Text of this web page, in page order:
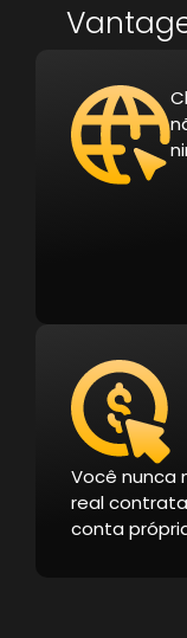
Você nunca
real
conta